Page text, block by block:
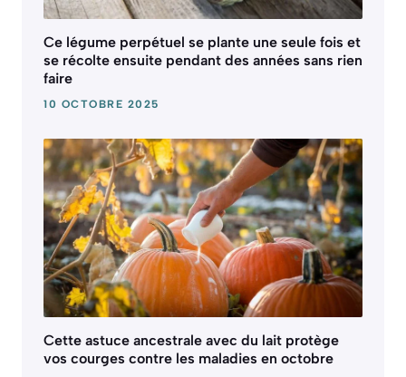
Ce légume perpétuel se plante une seule fois et
se récolte ensuite pendant des années sans rien
faire
10 OCTOBRE 2025
Cette astuce ancestrale avec du lait protège
vos courges contre les maladies en octobre